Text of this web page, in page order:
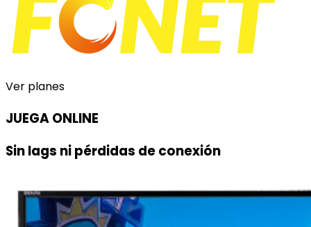
Ver planes
JUEGA ONLINE
Sin lags ni pérdidas de conexión